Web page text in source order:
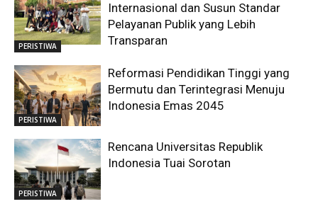
PERISTIWA
Internasional dan Susun Standar
Pelayanan Publik yang Lebih
Transparan
PERISTIWA
Reformasi Pendidikan Tinggi yang
Bermutu dan Terintegrasi Menuju
Indonesia Emas 2045
PERISTIWA
Rencana Universitas Republik
Indonesia Tuai Sorotan